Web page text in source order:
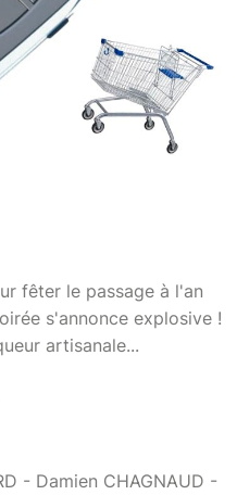
fêter le passage à l'an
s'annonce explosive !
artisanale...
- Damien CHAGNAUD -